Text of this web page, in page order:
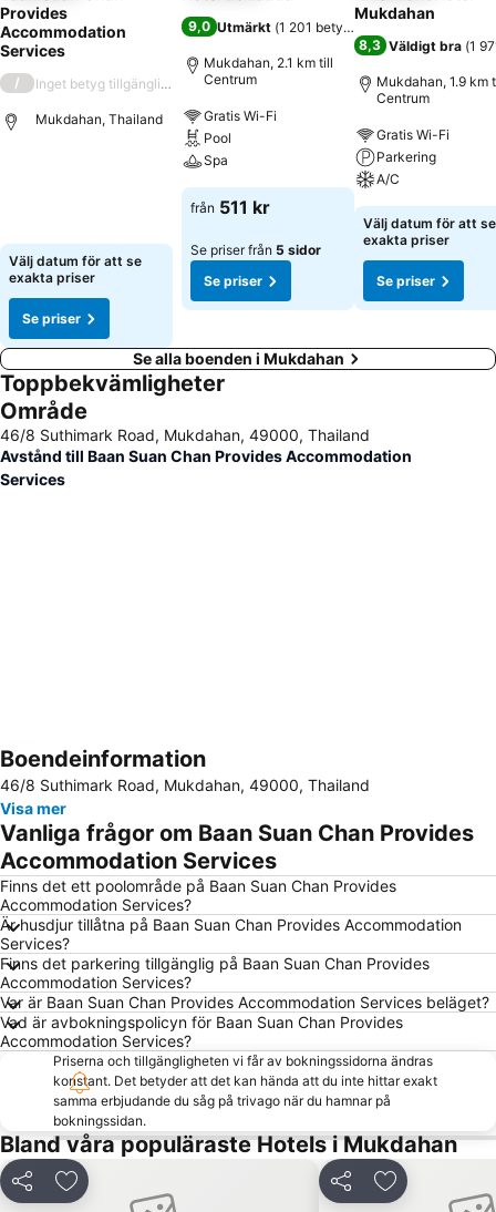
Provides
Accommodation
Services
/ Inget betyg tillgängligt
Mukdahan, Thailand
Välj datum för att se
exakta priser
Se priser
9,0 Utmärkt (1 201 betyg)
Mukdahan, 2.1 km till
Centrum
Gratis Wi-Fi
Pool
Spa
från 511 kr
Se priser från 5 sidor
Se priser
Mukdahan
8,3 Väldigt bra (1
Mukdahan, 1.9 km
Centrum
Gratis Wi-Fi
Parkering
A/C
Välj datum för att se
exakta priser
Se priser
Se alla boenden i Mukdahan
Toppbekvämligheter
Område
46/8 Suthimark Road, Mukdahan, 49000, Thailand
Avstånd till Baan Suan Chan Provides Accommodation
Services
Förstora kartan
Boendeinformation
46/8 Suthimark Road, Mukdahan, 49000, Thailand
Visa mer
Vanliga frågor om Baan Suan Chan Provides
Accommodation Services
Finns det ett poolområde på Baan Suan Chan Provides
Accommodation Services?
Är husdjur tillåtna på Baan Suan Chan Provides Accommodation
Services?
Finns det parkering tillgänglig på Baan Suan Chan Provides
Accommodation Services?
Var är Baan Suan Chan Provides Accommodation Services beläget?
Vad är avbokningspolicyn för Baan Suan Chan Provides
Accommodation Services?
Priserna och tillgängligheten vi får av bokningssidorna ändras
konstant. Det betyder att det kan hända att du inte hittar exakt
samma erbjudande du såg på trivago när du hamnar på
bokningssidan.
Bland våra populäraste Hotels i Mukdahan
Dela Lägg till i Mina Favoriter Dela Lägg till i